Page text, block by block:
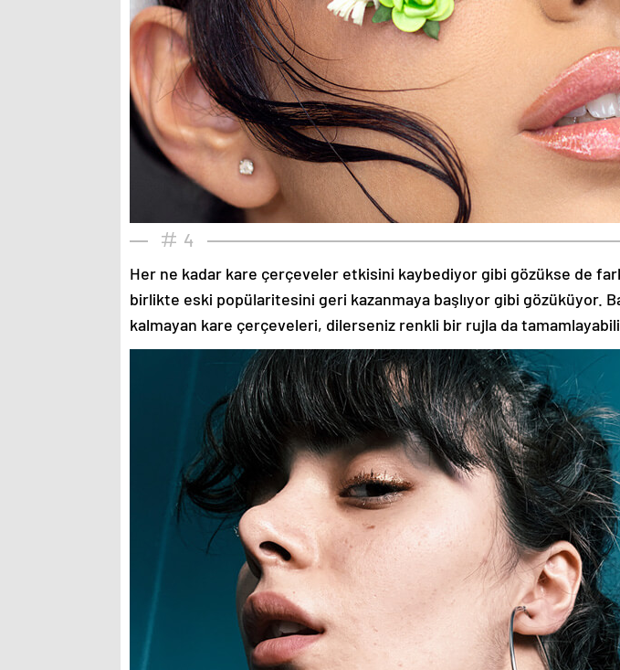
4
Her ne kadar kare çerçeveler etkisini kaybediyor gibi gözükse de
birlikte eski popülaritesini geri kazanmaya başlıyor gibi gözüküyor.
kalmayan kare çerçeveleri, dilerseniz renkli bir rujla da